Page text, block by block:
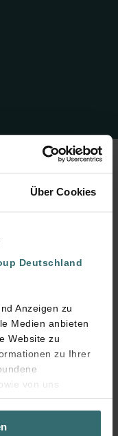
Über Cookies
Deutschland
Anzeigen zu
Medien anbieten
Website zu
zu Ihrer
von uns
Werbung und
führen diese
Daten
den